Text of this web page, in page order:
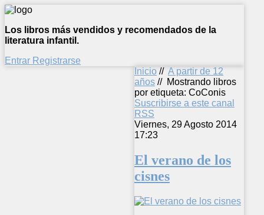
Los libros más vendidos y recomendados de la
literatura infantil.
Entrar Registrarse
Inicio // A partir de 12
años // Mostrando libros
por etiqueta: CoConis
Suscribirse a este canal
RSS
Viernes, 29 Agosto 2014
17:23
El verano de los
cisnes